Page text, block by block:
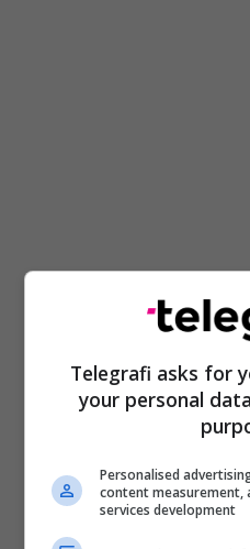
Telegrafi asks for
your personal
Personalised
content measurement,
services development